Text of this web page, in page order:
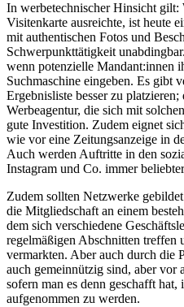
In werbetechnischer Hinsicht gilt:
Visitenkarte ausreichte, ist heute
mit authentischen Fotos und
Schwerpunkttätigkeit
wenn potenzielle Mandant:innen
Suchmaschine eingeben. Es gibt
Ergebnisliste besser zu
Werbeagentur, die sich mit
gute Investition. Zudem eignet
wie vor eine Zeitungsanzeige in
Auch werden Auftritte in den
Instagram und Co. immer
Zudem sollten Netzwerke
die Mitgliedschaft an einem
dem sich verschiedene
regelmäßigen Abschnitten treffen
vermarkten. Aber auch durch die
auch gemeinnützig sind, aber vor
sofern man es denn geschafft
aufgenommen zu werden.